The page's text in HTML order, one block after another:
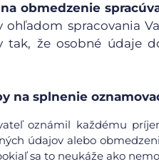
obmedzenie
ohľadom spracovania
tak, že osobné
na splnenie
oznámil každému
údajov alebo
sa to neukáže ako